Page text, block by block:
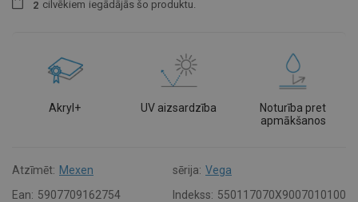
2 cilvēkiem iegādājās šo produktu.
Akryl+ UV aizsardzība
Noturība pret
apmākšanos
Atzīmēt: Mexen sērija: Vega
Ean: 5907709162754 Indekss: 550117070X9007010100